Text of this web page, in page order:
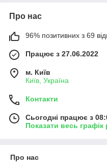
Про нас
96% позитивних з 69
Працює з 27.06.2022
м. Київ
Київ, Україна
Контакти
Сьогодні працює з
Показати весь графік
Про нас